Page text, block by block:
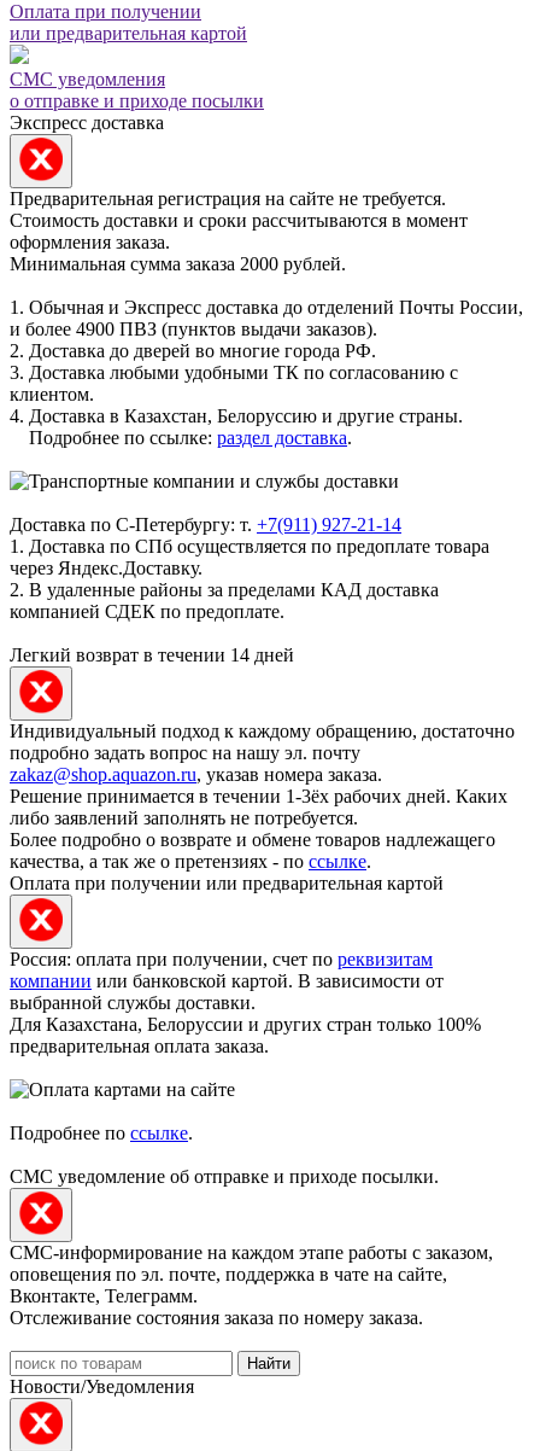
Оплата при получении
или предварительная картой
СМС уведомления
о отправке и приходе посылки
Экспресс доставка
Предварительная регистрация на сайте не требуется.
Стоимость доставки и сроки рассчитываются в момент
оформления заказа.
Минимальная сумма заказа 2000 рублей.
1. Обычная и Экспресс доставка до отделений Почты России,
и более 4900 ПВЗ (пунктов выдачи заказов).
2. Доставка до дверей во многие города РФ.
3. Доставка любыми удобными ТК по согласованию с
клиентом.
4. Доставка в Казахстан, Белоруссию и другие страны.
Подробнее по ссылке: раздел доставка.
Доставка по С-Петербургу: т. +7(911) 927-21-14
1. Доставка по СПб осуществляется по предоплате товара
через Яндекс.Доставку.
2. В удаленные районы за пределами КАД доставка
компанией СДЕК по предоплате.
Легкий возврат в течении 14 дней
Индивидуальный подход к каждому обращению, достаточно
подробно задать вопрос на нашу эл. почту
zakaz@shop.aquazon.ru, указав номера заказа.
Решение принимается в течении 1-3ёх рабочих дней. Каких
либо заявлений заполнять не потребуется.
Более подробно о возврате и обмене товаров надлежащего
качества, а так же о претензиях - по ссылке.
Оплата при получении или предварительная картой
Россия: оплата при получении, счет по реквизитам
компании или банковской картой. В зависимости от
выбранной службы доставки.
Для Казахстана, Белоруссии и других стран только 100%
предварительная оплата заказа.
Подробнее по ссылке.
СМС уведомление об отправке и приходе посылки.
СМС-информирование на каждом этапе работы с заказом,
оповещения по эл. почте, поддержка в чате на сайте,
Вконтакте, Телеграмм.
Отслеживание состояния заказа по номеру заказа.
Найти
Новости/Уведомления